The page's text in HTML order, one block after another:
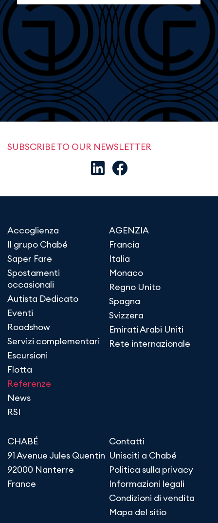
SUBSCRIBE TO OUR NEWSLETTER
Accoglienza
Il grupo Chabé
Saper Fare
Spostamenti
occasionali
Autista Dedicato
Eventi
Roadshow
Servizi complementari
Escursioni
Flotta
Referenze
News
RSI
AGENZIA
Francia
Italia
Monaco
Regno Unito
Spagna
Svizzera
Emirati Arabi Uniti
Rete internazionale
CHABÉ
91 Avenue Jules Quentin
92000 Nanterre
France
Contatti
Unisciti a Chabé
Politica sulla privacy
Informazioni legali
Condizioni di vendita
Mapa del sitio